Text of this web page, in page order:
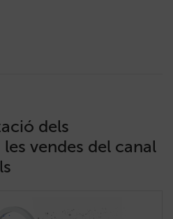
dels
vendes del canal